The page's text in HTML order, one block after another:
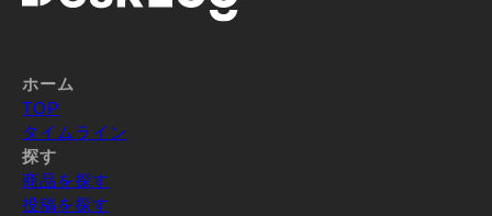
ホーム
TOP
タイムライン
探す
商品を探す
投稿を探す